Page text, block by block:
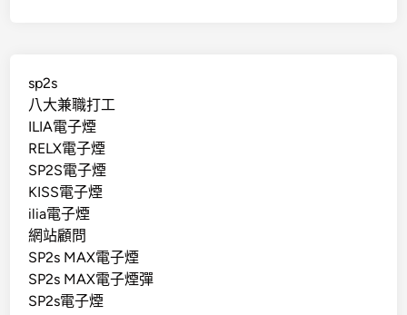
sp2s
八大兼職打工
ILIA電子煙
RELX電子煙
SP2S電子煙
KISS電子煙
ilia電子煙
網站顧問
SP2s MAX電子煙
SP2s MAX電子煙彈
SP2s電子煙